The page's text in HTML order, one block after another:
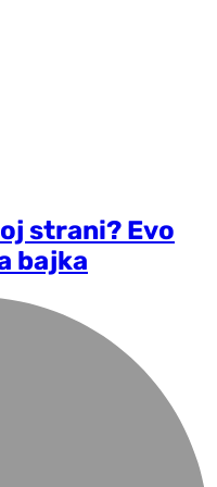
strani? Evo
bajka